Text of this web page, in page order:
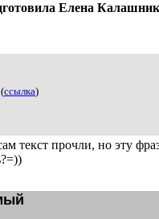
Елена
(ссылка)
текст прочли, но эту